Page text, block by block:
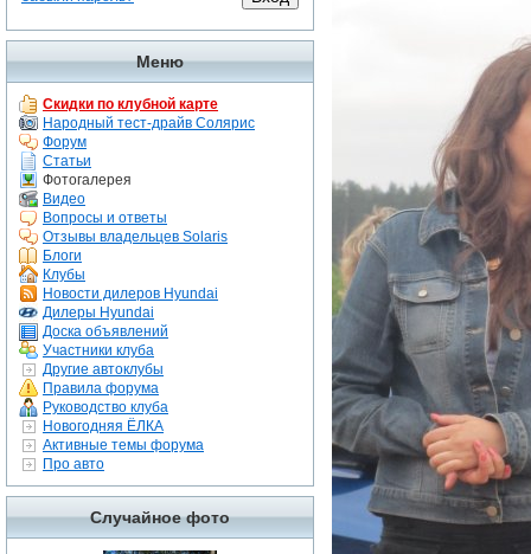
Меню
Скидки по клубной карте
Народный тест-драйв Солярис
Форум
Статьи
Фотогалерея
Видео
Вопросы и ответы
Отзывы владельцев Solaris
Блоги
Клубы
Новости дилеров Hyundai
Дилеры Hyundai
Доска объявлений
Участники клуба
Другие автоклубы
Правила форума
Руководство клуба
Новогодняя ЁЛКА
Активные темы форума
Про авто
Случайное фото